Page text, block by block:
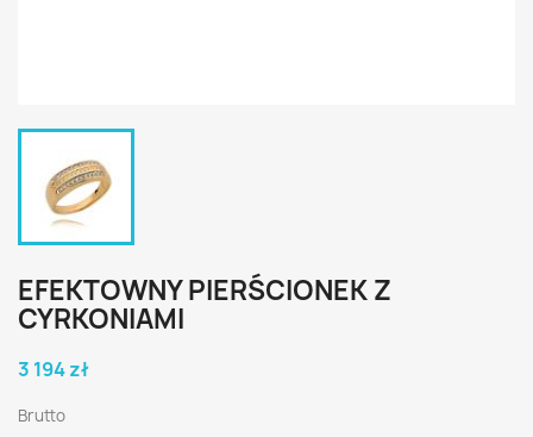
EFEKTOWNY PIERŚCIONEK Z
CYRKONIAMI
3 194 zł
Brutto